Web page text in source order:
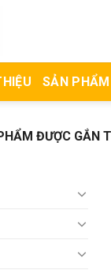
SẢN
ĐƯỢC GẮN